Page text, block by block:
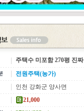
주택수 미포함 270평 진
전원주택(농가)
인천 강화군 양사면
21,000